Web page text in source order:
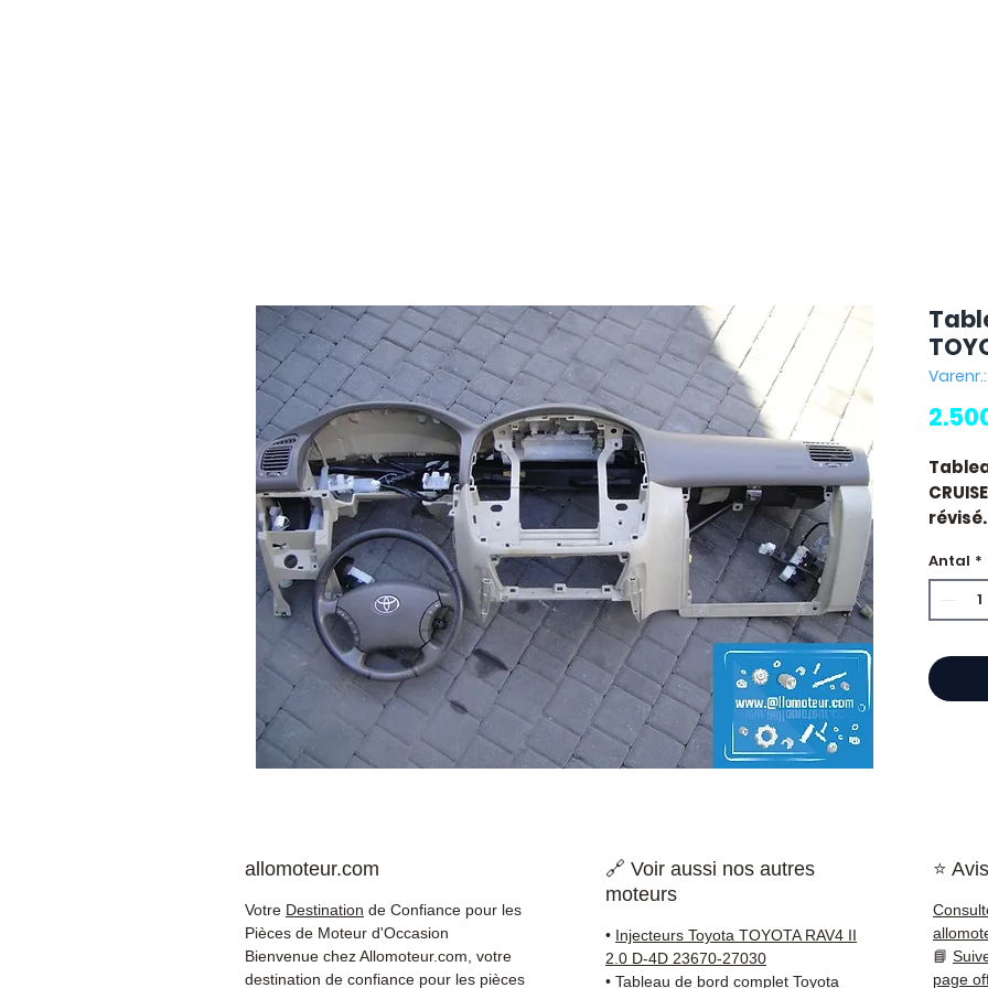
reste
Antal *
allomoteur.com
Votre Destination de Confiance pour les
Pièces de Moteur d'Occasion
Bienvenue chez Allomoteur.com, votre
destination de confiance pour les pièces
🔗 Voir aussi nos autres
moteurs
• Injecteurs Toyota TOYOTA RAV4 II
2.0 D-4D 23670-27030
• Tableau de bord complet Toyota
⭐
📘
page